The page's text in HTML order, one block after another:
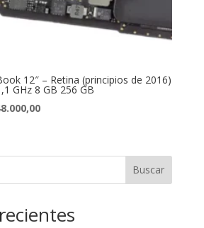
12″ – Retina (principios de 2016)
GHz 8 GB 256 GB
Current
$ 148.000,00.
Buscar